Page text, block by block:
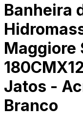
Banheira
Maggiore
Jatos -
Branco